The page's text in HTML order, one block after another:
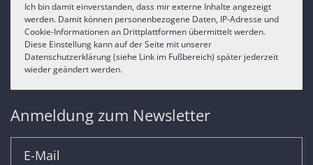
Ich bin damit einverstanden, dass mir externe Inhalte angezeigt
werden. Damit können personenbezogene Daten, IP-Adresse und
Cookie-Informationen an Drittplattformen übermittelt werden.
Diese Einstellung kann auf der Seite mit unserer
Datenschutzerklärung (siehe Link im Fußbereich) später jederzeit
wieder geändert werden.
Anmeldung zum Newsletter
E-Mail